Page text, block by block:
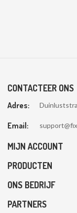
CONTACTEER ONS
Adres:
Email:
MIJN ACCOUNT
PRODUCTEN
ONS BEDRIJF
PARTNERS